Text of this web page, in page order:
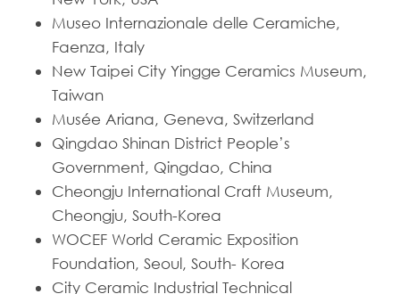
Museo Internazionale delle Ceramiche,
Faenza, Italy
New Taipei City Yingge Ceramics Museum,
Taiwan
Musée Ariana, Geneva, Switzerland
Qingdao Shinan District People’s
Government, Qingdao, China
Cheongju International Craft Museum,
Cheongju, South-Korea
WOCEF World Ceramic Exposition
Foundation, Seoul, South- Korea
City Ceramic Industrial Technical